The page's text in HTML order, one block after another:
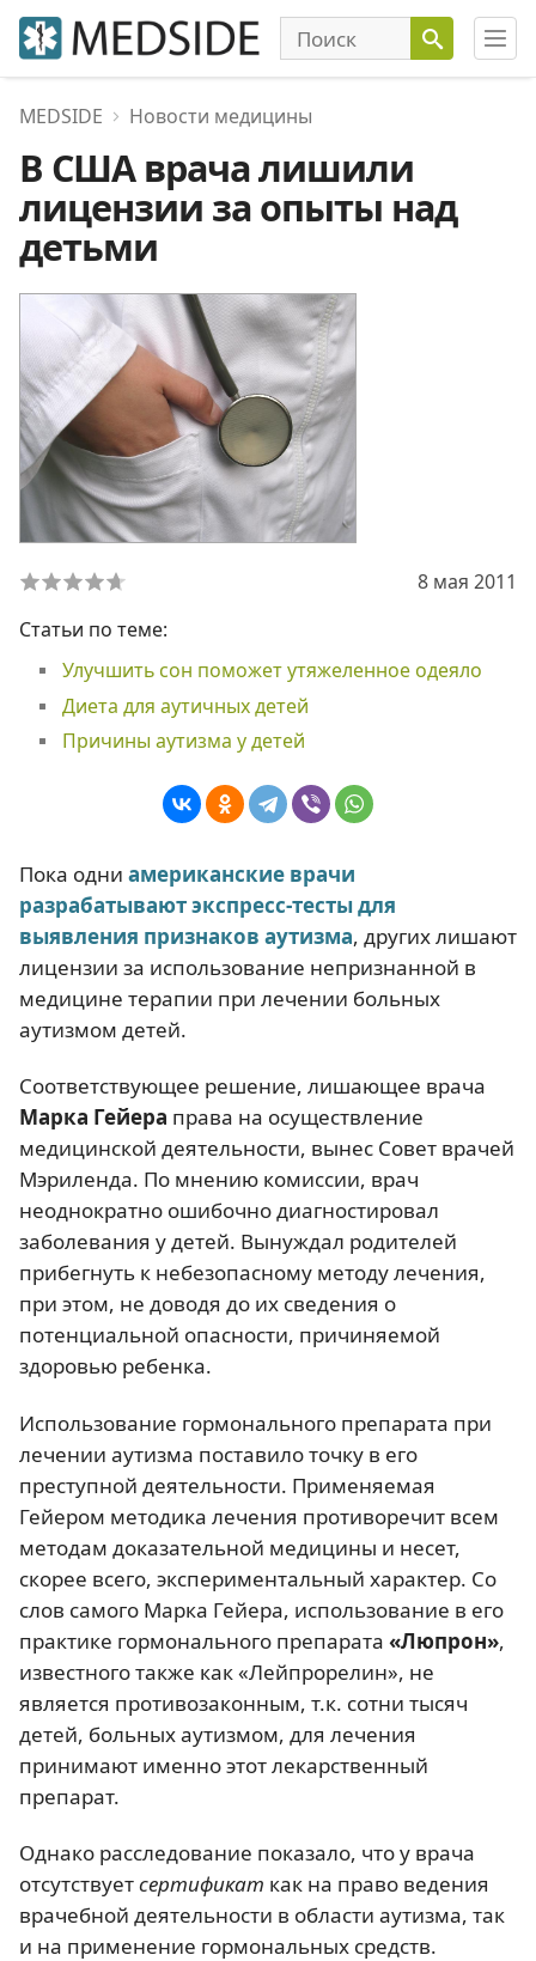
MEDSIDE Новости медицины
В США врача лишили
лицензии за опыты над
детьми
8 мая 2011
Статьи по теме:
Улучшить сон поможет утяжеленное одеяло
Диета для аутичных детей
Причины аутизма у детей
Пока одни американские врачи
разрабатывают экспресс-тесты для
выявления признаков аутизма, других лишают
лицензии за использование непризнанной в
медицине терапии при лечении больных
аутизмом детей.
Соответствующее решение, лишающее врача
Марка Гейера права на осуществление
медицинской деятельности, вынес Совет врачей
Мэриленда. По мнению комиссии, врач
неоднократно ошибочно диагностировал
заболевания у детей. Вынуждал родителей
прибегнуть к небезопасному методу лечения,
при этом, не доводя до их сведения о
потенциальной опасности, причиняемой
здоровью ребенка.
Использование гормонального препарата при
лечении аутизма поставило точку в его
преступной деятельности. Применяемая
Гейером методика лечения противоречит всем
методам доказательной медицины и несет,
скорее всего, экспериментальный характер. Со
слов самого Марка Гейера, использование в его
практике гормонального препарата «Люпрон»,
известного также как «Лейпрорелин», не
является противозаконным, т.к. сотни тысяч
детей, больных аутизмом, для лечения
принимают именно этот лекарственный
препарат.
Однако расследование показало, что у врача
отсутствуетсертификат как на право ведения
врачебной деятельности в области аутизма, так
и на применение гормональных средств.